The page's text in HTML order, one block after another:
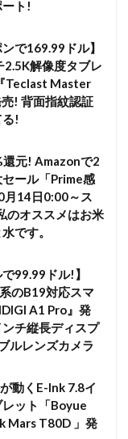
ート!
ンで169.99ドル】
2.5K解像度タブレ
Teclast Master
! 背面指紋認証
る!
還元! Amazonで2
セール「Prime感
月14日0:00～ス
のオススメはお米
です。
で99.99ドル!】
のB19対応スマ
A1 Pro』発
チ縦長ディスプ
ルレンズカメラ
動くE-Ink 7.8イ
レット「Boyue
Mars T80D 」発